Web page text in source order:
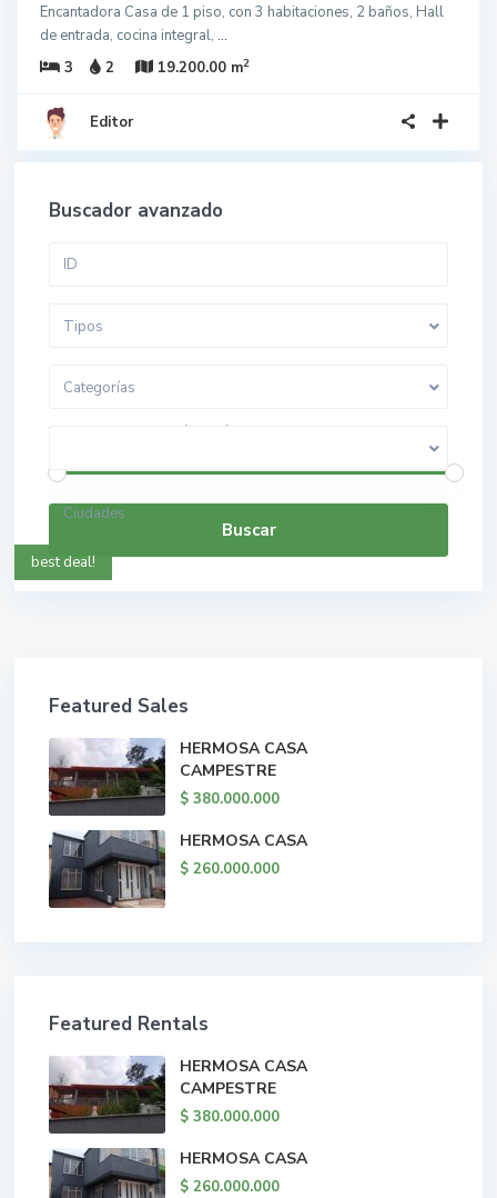
Encantadora Casa de 1 piso, con 3 habitaciones, 2 baños, Hall
de entrada, cocina integral, ...
3
2 19.200.00 m2
Editor
Buscador avanzado
Tipos
Categorías
Rango de precios: $ 0 a $ 5.000.000.000
Ciudades
Buscar
best deal!
Featured Sales
HERMOSA CASA
CAMPESTRE
$ 380.000.000
HERMOSA CASA
$ 260.000.000
Featured Rentals
HERMOSA CASA
CAMPESTRE
$ 380.000.000
HERMOSA CASA
$ 260.000.000